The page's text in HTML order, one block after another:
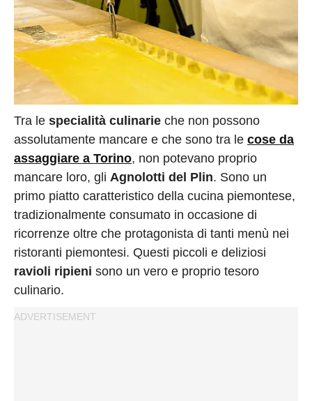
Answer
Newsletter
Privacy
Policy
Cookies
Policy
Cambia
Impostazioni
Policy
Tra le specialità culinarie che non possono
assolutamente mancare e che sono tra le cose da
assaggiare a Torino, non potevano proprio
mancare loro, gli Agnolotti del Plin. Sono un
primo piatto caratteristico della cucina piemontese,
tradizionalmente consumato in occasione di
ricorrenze oltre che protagonista di tanti menù nei
ristoranti piemontesi. Questi piccoli e deliziosi
ravioli ripieni sono un vero e proprio tesoro
culinario.